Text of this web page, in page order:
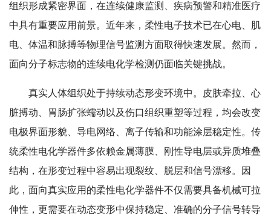
组织形成紧密界面，在连续健康监测、疾病预警和精准医疗
中具有重要应用前景。近年来，柔性电子技术已在心电、肌
电、体温和脉搏等物理信号监测方面取得快速发展。然而，
面向分子标志物的连续电化学检测仍面临关键挑战。
真实人体组织处于持续动态形变环境中。皮肤牵拉、心
脏搏动、胃肠扩张蠕动以及伤口组织重塑等过程，均会改变
电极界面形貌、导电网络、离子传输和功能涂层稳定性。传
统柔性电化学器件多依赖金属薄膜、刚性导电层或异质堆叠
结构，在形变过程中容易出现裂纹、脱层和信号漂移。因
此，面向真实应用的柔性电化学器件不仅需要具备机械可拉
伸性，更需要在动态变形中保持稳定、准确的分子信号转导